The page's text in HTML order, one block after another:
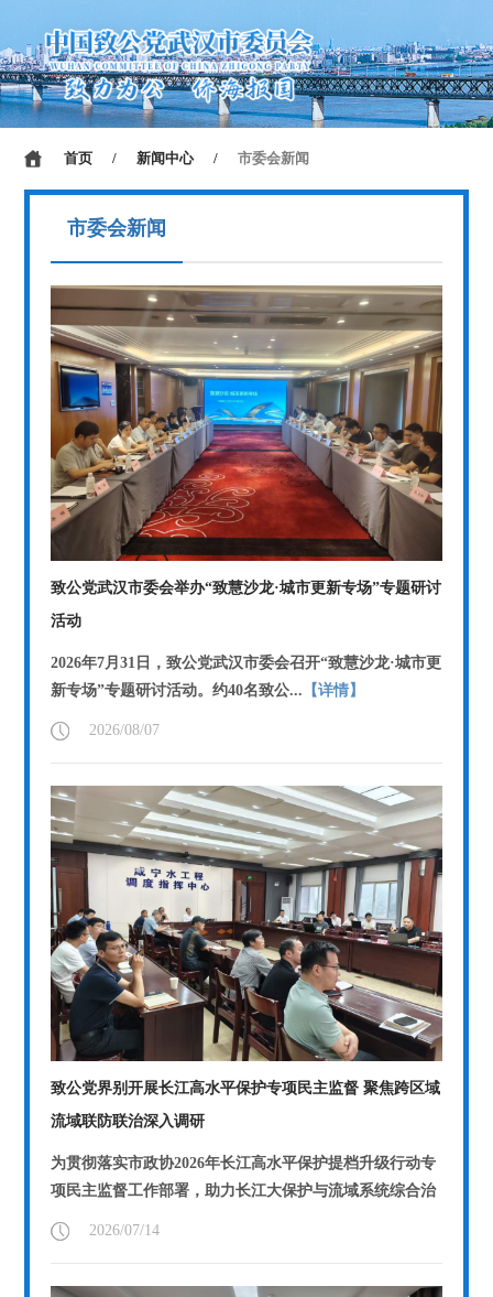
首页 / 新闻中心 / 市委会新闻
市委会新闻
致公党武汉市委会举办“致慧沙龙·城市更新专场”专题研讨
活动
2026年7月31日，致公党武汉市委会召开“致慧沙龙·城市更
新专场”专题研讨活动。约40名致公... 【详情】
2026/08/07
致公党界别开展长江高水平保护专项民主监督 聚焦跨区域
流域联防联治深入调研
为贯彻落实市政协2026年长江高水平保护提档升级行动专
项民主监督工作部署，助力长江大保护与流域系统综合治
2026/07/14